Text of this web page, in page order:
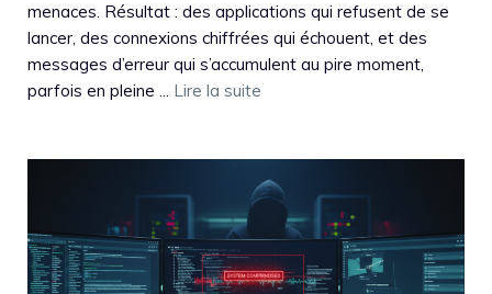
menaces. Résultat : des applications qui refusent de se
lancer, des connexions chiffrées qui échouent, et des
messages d’erreur qui s’accumulent au pire moment,
parfois en pleine ... Lire la suite